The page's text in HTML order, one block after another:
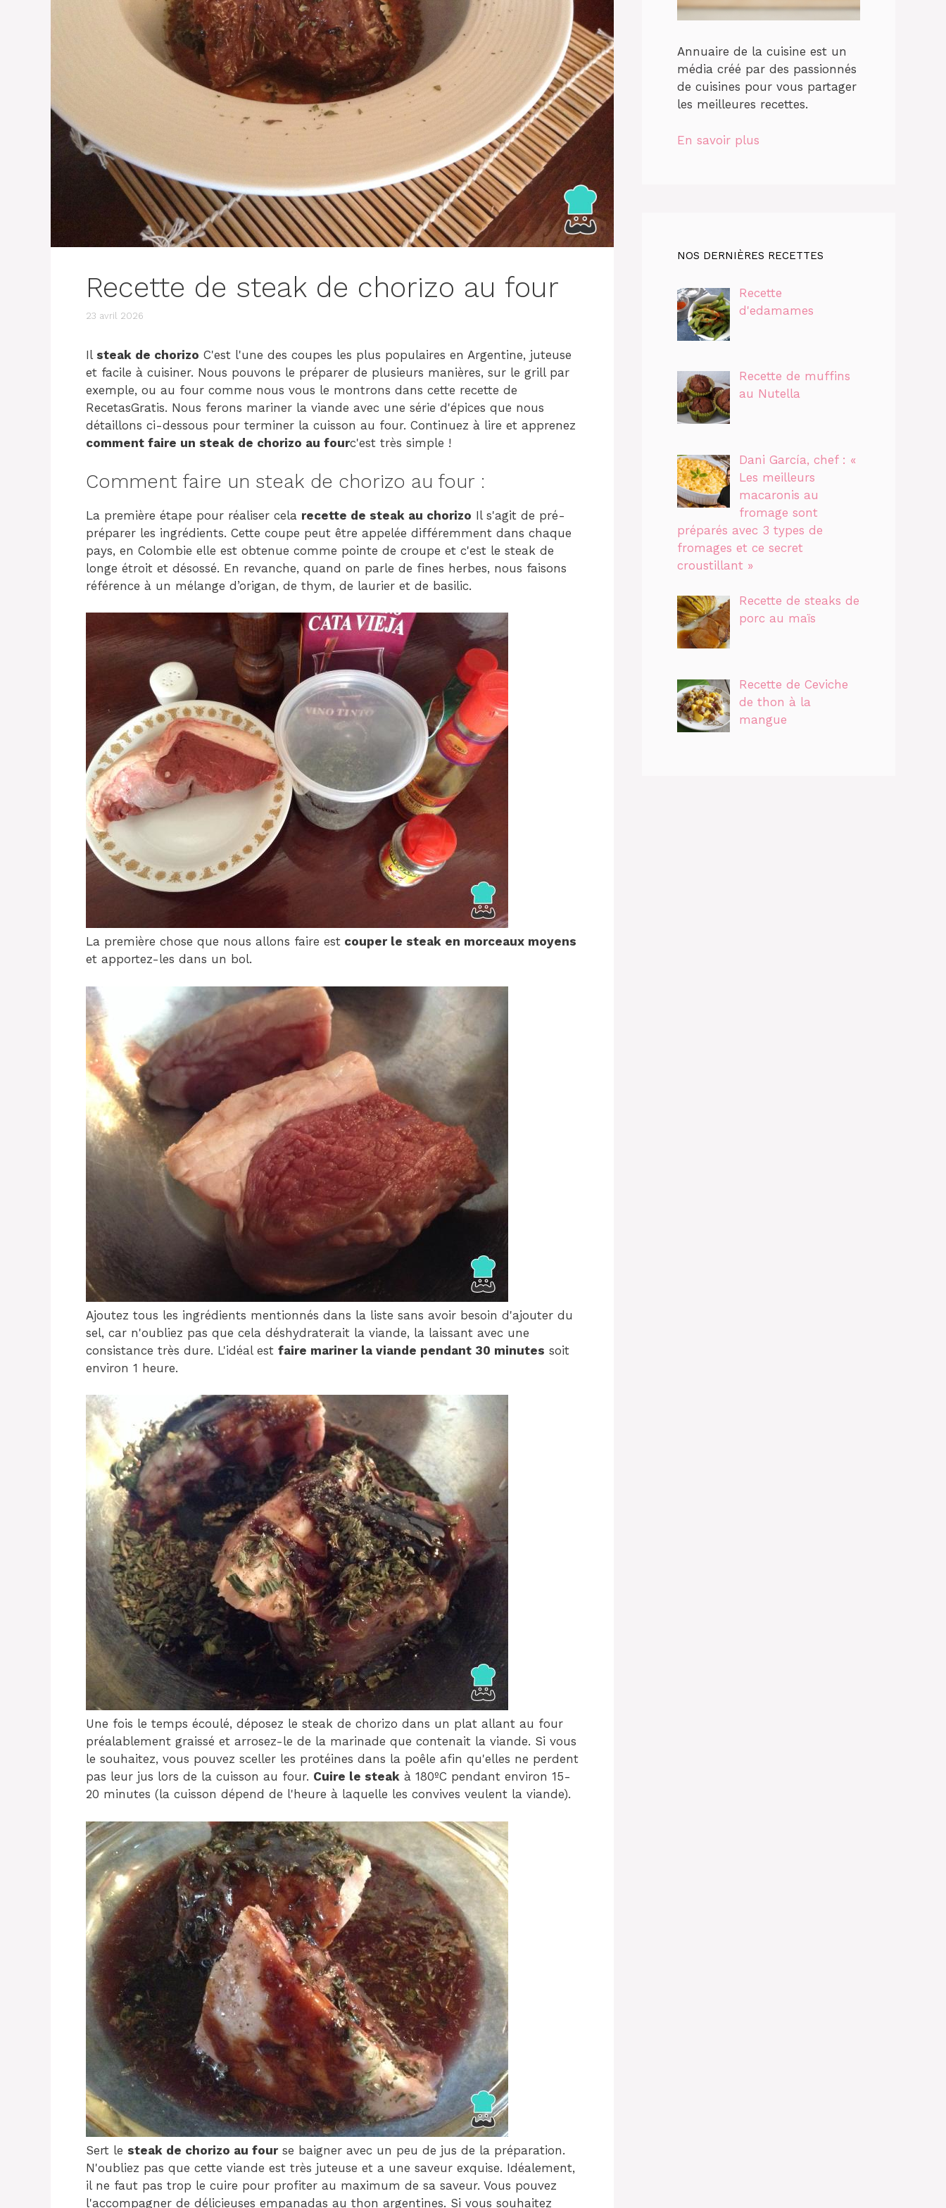
Recette de steak de chorizo ​​​​au four
23 avril 2026
Il steak de chorizo C'est l'une des coupes les plus populaires en Argentine, juteuse
et facile à cuisiner. Nous pouvons le préparer de plusieurs manières, sur le grill par
exemple, ou au four comme nous vous le montrons dans cette recette de
RecetasGratis. Nous ferons mariner la viande avec une série d'épices que nous
détaillons ci-dessous pour terminer la cuisson au four. Continuez à lire et apprenez
comment faire un steak de chorizo ​​​​au fourc'est très simple !
Comment faire un steak de chorizo ​​​​au four :
La première étape pour réaliser cela recette de steak au chorizo Il s'agit de pré-
préparer les ingrédients. Cette coupe peut être appelée différemment dans chaque
pays, en Colombie elle est obtenue comme pointe de croupe et c'est le steak de
longe étroit et désossé. En revanche, quand on parle de fines herbes, nous faisons
référence à un mélange d’origan, de thym, de laurier et de basilic.
La première chose que nous allons faire est couper le steak en morceaux moyens
et apportez-les dans un bol.
Ajoutez tous les ingrédients mentionnés dans la liste sans avoir besoin d'ajouter du
sel, car n'oubliez pas que cela déshydraterait la viande, la laissant avec une
consistance très dure. L'idéal est faire mariner la viande pendant 30 minutes soit
environ 1 heure.
Une fois le temps écoulé, déposez le steak de chorizo ​​​​dans un plat allant au four
préalablement graissé et arrosez-le de la marinade que contenait la viande. Si vous
le souhaitez, vous pouvez sceller les protéines dans la poêle afin qu'elles ne perdent
pas leur jus lors de la cuisson au four. Cuire le steak à 180ºC pendant environ 15-
20 minutes (la cuisson dépend de l'heure à laquelle les convives veulent la viande).
Sert le steak de chorizo ​​​​au fourse baigner avec un peu de jus de la préparation.
N'oubliez pas que cette viande est très juteuse et a une saveur exquise. Idéalement,
il ne faut pas trop le cuire pour profiter au maximum de sa saveur. Vous pouvez
l'accompagner de délicieuses empanadas au thon argentines. Si vous souhaitez
Annuaire de la cuisine est un
média créé par des passionnés
de cuisines pour vous partager
les meilleures recettes.
En savoir plus
NOS DERNIÈRES RECETTES
Recette
d'edamames
Recette de muffins
au Nutella
Dani García, chef : «
Les meilleurs
macaronis au
fromage sont
préparés avec 3 types de
fromages et ce secret
croustillant »
Recette de steaks de
porc au maïs
Recette de Ceviche
de thon à la
mangue